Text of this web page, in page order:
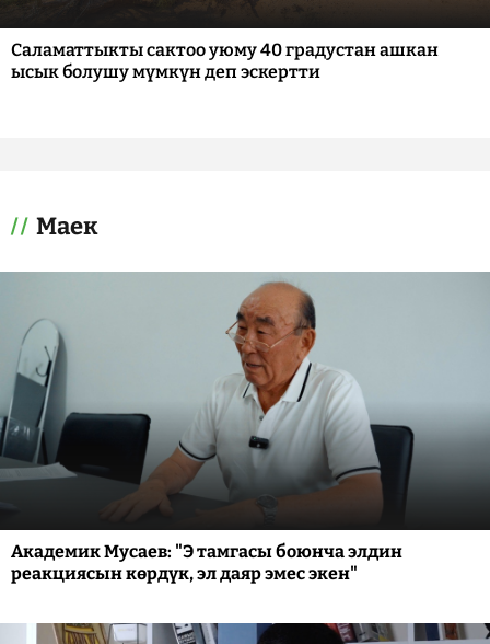
Саламаттыкты сактоо уюму 40 градустан ашкан
ысык болушу мүмкүн деп эскертти
Маек
Академик Мусаев: "Э тамгасы боюнча элдин
реакциясын көрдүк, эл даяр эмес экен"